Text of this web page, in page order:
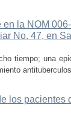
la NOM
No. 47, en
tiempo; una
los pacientes